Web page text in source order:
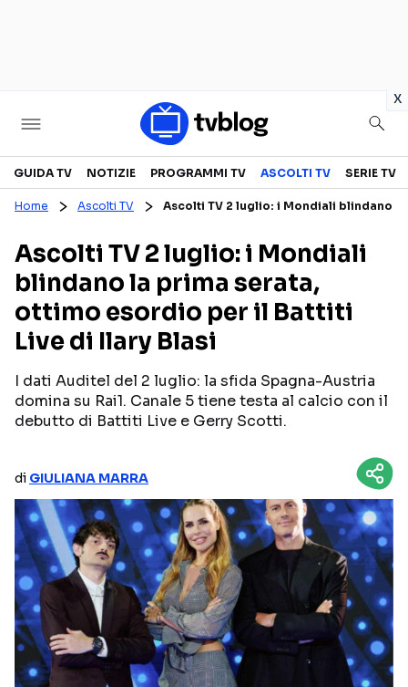
x
Televisione
CANALI TV
PROGRAMMI TV
PERSONAGGI TV
SERIE TV
REALITY SHOW
FICTION
Streaming
AMAZON PRIME VIDEO
DISNEY+
RAIPLAY
PARAMOUNT+
Categorie
NOTIZIE
ANTEPRIME
INTERVISTE
RUBRICHE
GUIDA TV NOTIZIE PROGRAMMI TV ASCOLTI TV SERIE TV
Home Ascolti TV Ascolti TV 2 luglio: i Mondiali blindano
Ascolti TV 2 luglio: i Mondiali
blindano la prima serata,
ottimo esordio per il Battiti
Live di Ilary Blasi
I dati Auditel del 2 luglio: la sfida Spagna-Austria
domina su Rai1. Canale 5 tiene testa al calcio con il
debutto di Battiti Live e Gerry Scotti.
di GIULIANA MARRA